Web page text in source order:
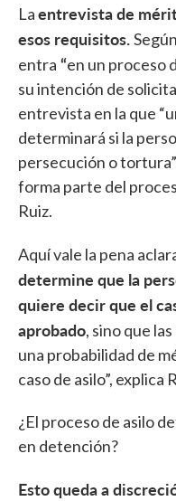
Laentrevista de
esos requisitos.
entra “en un proceso
su intención de
entrevista en la que
determinará si la
persecución o
forma parte del
Ruiz.
Aquí vale la pena
determine que la
quiere decir que el
aprobado, sino que
una probabilidad de
caso de asilo”, explica
¿El proceso de asilo
en detención?
Esto queda a